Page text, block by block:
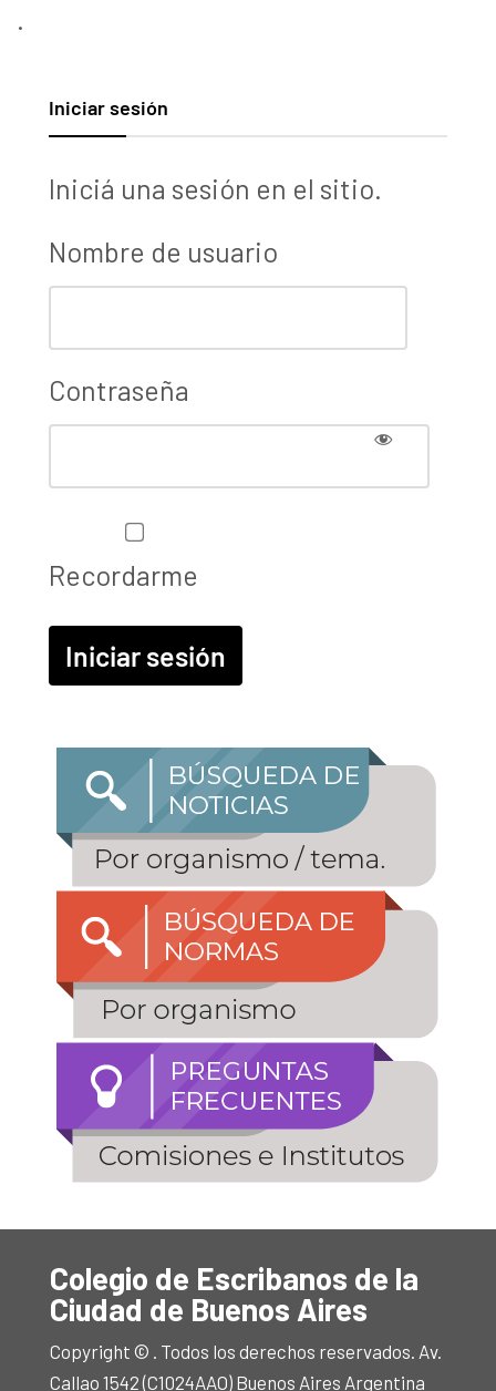
.
Iniciar sesión
Iniciá una sesión en el sitio.
Nombre de usuario
Contraseña
Recordarme
Colegio de Escribanos de la
Ciudad de Buenos Aires
Copyright © . Todos los derechos reservados. Av.
Callao 1542 (C1024AAO) Buenos Aires Argentina